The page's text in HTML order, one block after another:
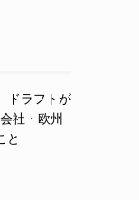
ドラフトが
社・欧州
と